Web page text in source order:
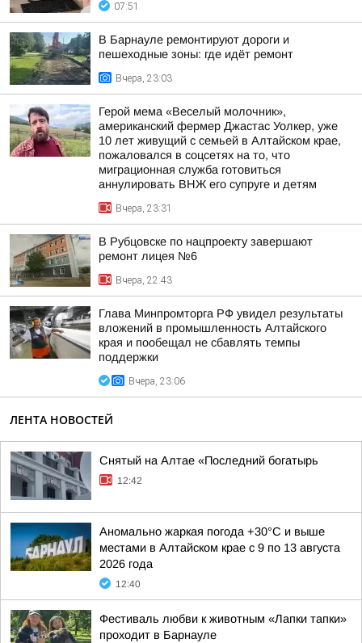
07:51
В Барнауле ремонтируют дороги и
пешеходные зоны: где идёт ремонт
Вчера, 23:03
Герой мема «Веселый молочник»,
американский фермер Джастас Уолкер, уже
10 лет живущий с семьей в Алтайском крае,
пожаловался в соцсетях на то, что
миграционная служба готовиться
аннулировать ВНЖ его супруге и детям
Вчера, 23:31
В Рубцовске по нацпроекту завершают
ремонт лицея №6
Вчера, 22:43
Глава Минпромторга РФ увидел результаты
вложений в промышленность Алтайского
края и пообещал не сбавлять темпы
поддержки
Вчера, 23:06
ЛЕНТА НОВОСТЕЙ
Снятый на Алтае «Последний богатырь
12:42
Аномально жаркая погода +30°С и выше
местами в Алтайском крае с 9 по 13 августа
2026 года
12:40
Фестиваль любви к животным «Лапки тапки»
проходит в Барнауле